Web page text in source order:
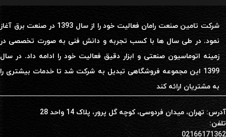
شرکت تامین صنعت رامان فعالیت خود را از سال 1393 در صنعت برق آغاز
نمود. در طی سال ها با کسب تجربه و دانش فنی به صورت تخصصی در
زمینه اتوماسیون صنعتی و ابزار دقیق فعالیت خود را ادامه داد. در سال
1399 این مجموعه فروشگاهی تبدیل به شرکت شد تا خدمات بیشتری را
به مشتریان ارائه کند
آدرس: تهران، میدان فردوسی، کوچه گل پرور، پلاک 14 واحد 28
تلفن:
02166171362